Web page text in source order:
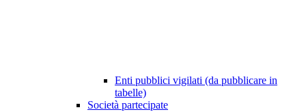
Enti pubblici vigilati (da pubblicare in
tabelle)
Società partecipate